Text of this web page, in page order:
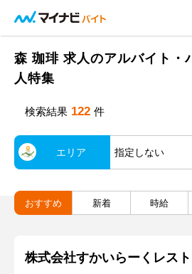
森 珈琲 求人のアルバイト・
人特集
検索結果 122 件
エリア 指定しない
おすすめ 新着 時給
株式会社すかいらーくレス